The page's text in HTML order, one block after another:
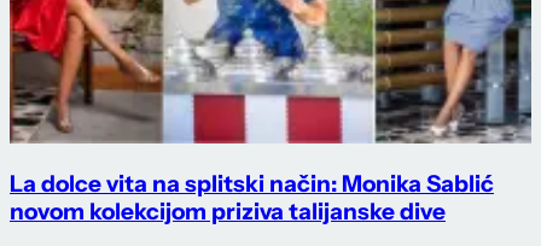
La dolce vita na splitski način: Monika Sablić
novom kolekcijom priziva talijanske dive